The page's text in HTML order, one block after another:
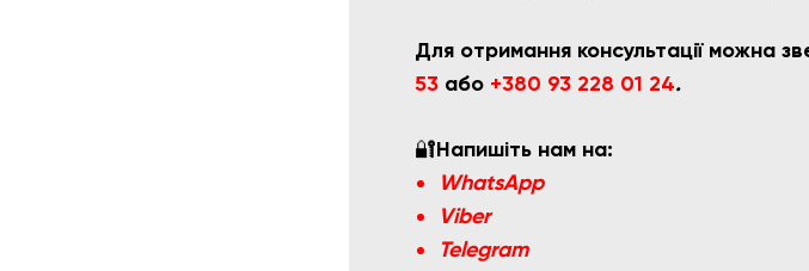
Для отримання консультації можна
53 або +380 93 228 01 24.
🔐Напишіть нам на:
WhatsApp
Viber
Telegram